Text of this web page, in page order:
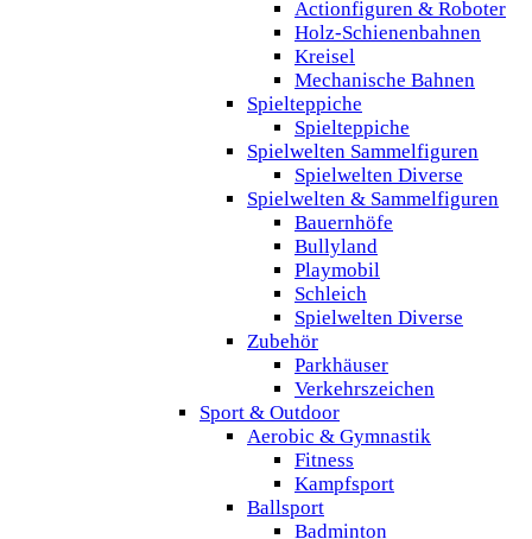
Actionfiguren & Roboter
Holz-Schienenbahnen
Kreisel
Mechanische Bahnen
Spielteppiche
Spielteppiche
Spielwelten Sammelfiguren
Spielwelten Diverse
Spielwelten & Sammelfiguren
Bauernhöfe
Bullyland
Playmobil
Schleich
Spielwelten Diverse
Zubehör
Parkhäuser
Verkehrszeichen
Sport & Outdoor
Aerobic & Gymnastik
Fitness
Kampfsport
Ballsport
Badminton